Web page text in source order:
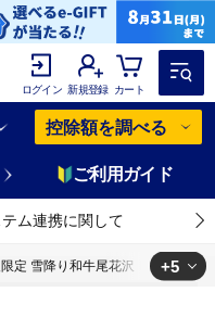
ログイン 新規登録 カート
控除額を調べる
ご利用ガイド
ム連携に関して
定 雪降り和牛尾花沢 しゃぶしゃ
+5